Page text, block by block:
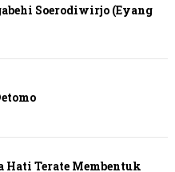
Soerodiwirjo (Eyang
Hati Terate Membentuk